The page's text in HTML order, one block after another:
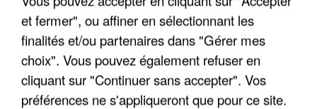
APRÈS TOUTES CES CANICULES, LES REFUGES
DE FAUNE SAUVAGE SONT...
et fermer", ou affiner en sélectionnant les
finalités et/ou partenaires dans "Gérer mes
choix". Vous pouvez également refuser en
cliquant sur "Continuer sans accepter". Vos
préférences ne s'appliqueront que pour ce site.